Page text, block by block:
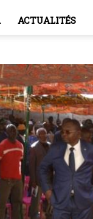
du
Tchad
ACTUALITÉS